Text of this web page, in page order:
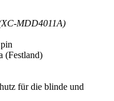
MDD4011A)
(Festland)
für die blinde und